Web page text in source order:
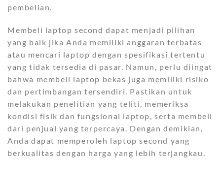
pembelian.
Membeli laptop second dapat menjadi pilihan
yang baik jika Anda memiliki anggaran terbatas
atau mencari laptop dengan spesifikasi tertentu
yang tidak tersedia di pasar. Namun, perlu diingat
bahwa membeli laptop bekas juga memiliki risiko
dan pertimbangan tersendiri. Pastikan untuk
melakukan penelitian yang teliti, memeriksa
kondisi fisik dan fungsional laptop, serta membeli
dari penjual yang terpercaya. Dengan demikian,
Anda dapat memperoleh laptop second yang
berkualitas dengan harga yang lebih terjangkau.